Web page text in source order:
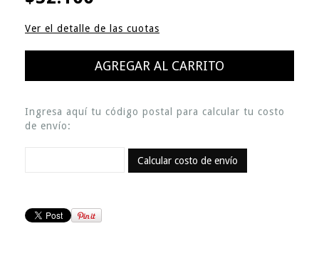
Ver el detalle de las cuotas
Ingresa aquí tu código postal para calcular tu costo
de envío:
Calcular costo de envío